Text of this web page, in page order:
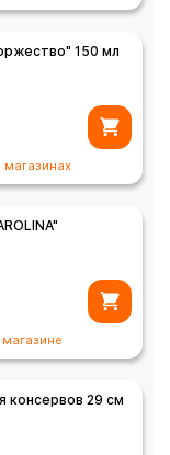
150 мл
магазинах
магазине
консервов 29 см